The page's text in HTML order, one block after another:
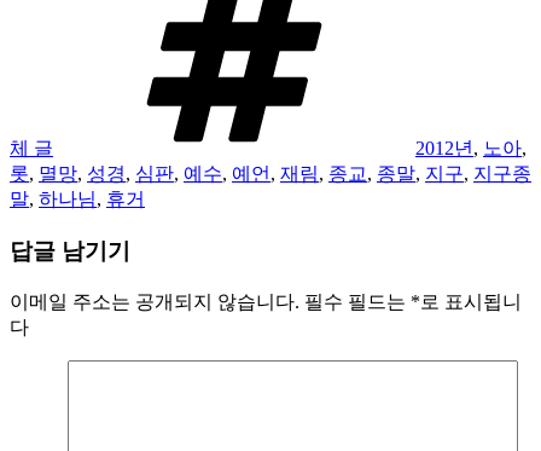
체 글 2012년 , 노아,
롯, 멸망, 성경, 심판, 예수, 예언 , 재림, 종교, 종말, 지구, 지구종
말, 하나님, 휴거
답글 남기기
이메일 주소는 공개되지 않습니다. 필수 필드는 *로 표시됩니
다